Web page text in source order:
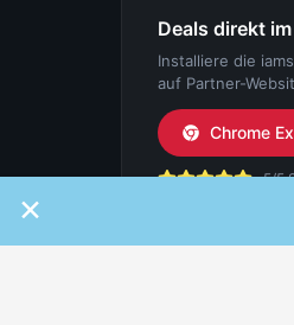
×
Deals direkt
Installiere die
auf Partner-
Chrome
5/5